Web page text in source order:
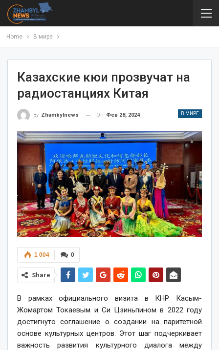
Home В мире
Казахские кюи прозвучат на
радиостанциях Китая
В МИРЕ
By Zhambylnews On Фев 28, 2024
0
1 004
Share
В рамках официального визита в КНР Касым-
Жомартом Токаевым и Си Цзиньпином в 2022 году
достигнуто соглашение о создании на паритетной
основе культурных центров. Этот шаг подчеркивает
важность развития культурного диалога между